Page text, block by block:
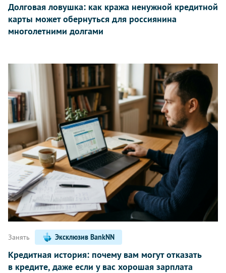
Долговая ловушка: как кража ненужной кредитной
карты может обернуться для россиянина
многолетними долгами
Занять Эксклюзив BankNN
Кредитная история: почему вам могут отказать
в кредите, даже если у вас хорошая зарплата